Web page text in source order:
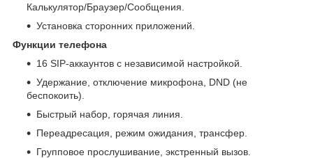
Калькулятор/Браузер/Сообщения.
Установка сторонних приложений.
Функции телефона
16 SIP-аккаунтов с независимой настройкой.
Удержание, отключение микрофона, DND (не
беспокоить).
Быстрый набор, горячая линия.
Переадресация, режим ожидания, трансфер.
Групповое прослушивание, экстренный вызов.